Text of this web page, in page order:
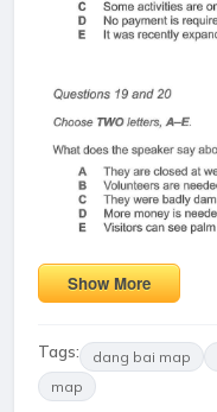
Show More
Tags: dang bai map
map